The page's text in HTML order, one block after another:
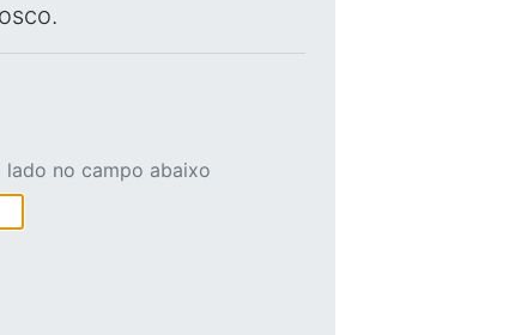
lado no campo abaixo